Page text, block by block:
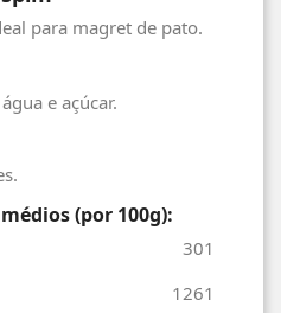
para magret de pato.
e açúcar.
(por 100g):
301
1261